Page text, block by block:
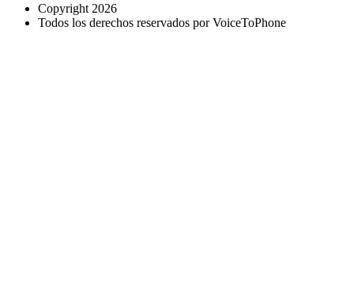
Copyright 2026
Todos los derechos reservados por VoiceToPhone